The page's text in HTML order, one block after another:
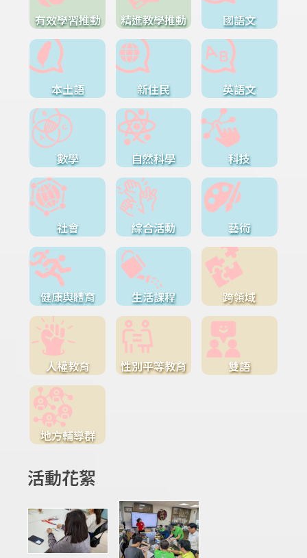
有效學習推動 精進教學推動 國語文
本土語 新住民 英語文
數學 自然科學 科技
社會 綜合活動 藝術
健康與體育 生活課程 跨領域
人權教育 性別平等教育 雙語
地方輔導群
活動花絮